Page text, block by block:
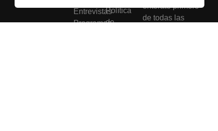
Entrevistas
Programas
Política
de
entérate primero
de todas las